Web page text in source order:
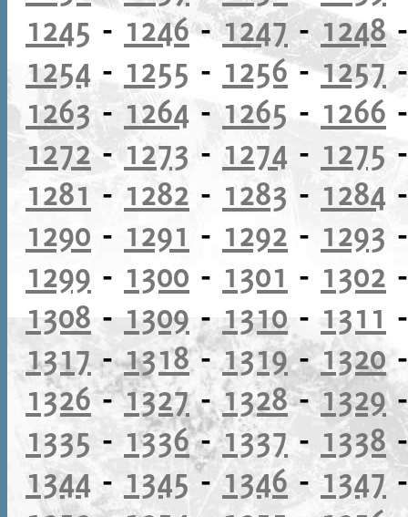
1245 - 1246-1247- 1248
1254 - 1255 - 1256-1257
1263 - 1264 - 1265 - 1266
1272- 1273 - 1274 - 1275
1281 - 1282 - 1283 - 1284
1290 - 1291 - 1292 - 1293
1299 - 1300 - 1301 - 1302
1308 - 1309 -1310- 1311
1317-1318-1319-1320
1326-1327-1328-1329
1335 - 1336-1337 - 1338
1344 - 1345- 1346-1347